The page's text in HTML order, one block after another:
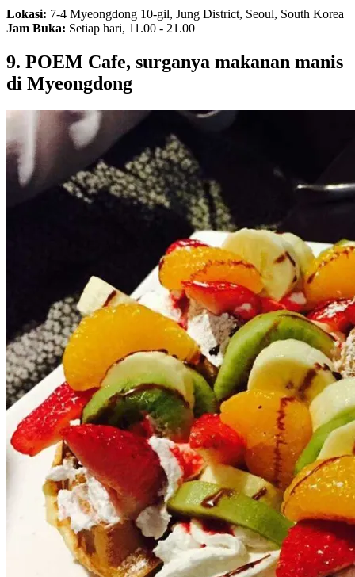
Lokasi: 7-4 Myeongdong 10-gil, Jung District, Seoul, South Korea
Jam Buka: Setiap hari, 11.00 - 21.00
9. POEM Cafe, surganya makanan manis
di Myeongdong